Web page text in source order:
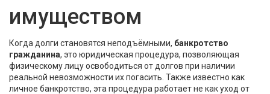
имуществом
Когда долги становятся неподъёмными, банкротство
гражданина, это юридическая процедура, позволяющая
физическому лицу освободиться от долгов при наличии
реальной невозможности их погасить . Также известно как
личное банкротство, эта процедура работает не как уход от